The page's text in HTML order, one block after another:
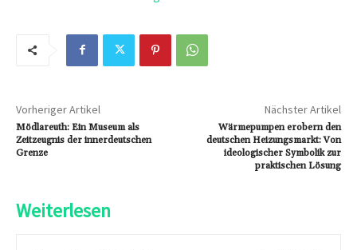
Vorheriger Artikel
Mödlareuth: Ein Museum als
Zeitzeugnis der innerdeutschen
Grenze
Nächster Artikel
Wärmepumpen erobern den
deutschen Heizungsmarkt: Von
ideologischer Symbolik zur
praktischen Lösung
Weiterlesen